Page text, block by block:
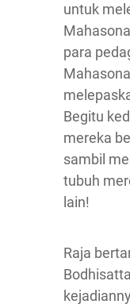
untuk
para
Begitu
mereka
sambil
tubuh
lain!
Raja